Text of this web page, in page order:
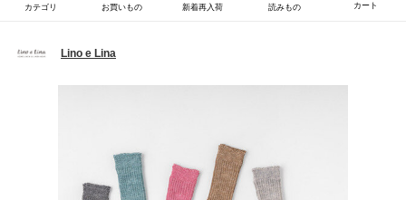
カテゴリ お買いもの 新着再入荷 読みもの カート
Lino e Lina